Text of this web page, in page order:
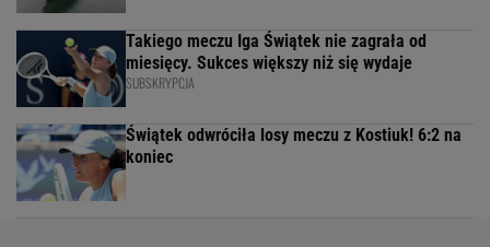
Takiego meczu Iga Świątek nie zagrała od
miesięcy. Sukces większy niż się wydaje
SUBSKRYPCJA
Świątek odwróciła losy meczu z Kostiuk! 6:2 na
koniec